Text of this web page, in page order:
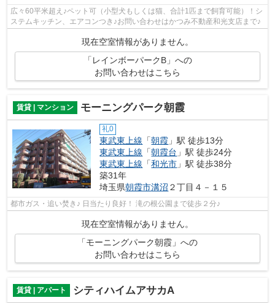
広々60平米超え♪ペット可（小型犬もしくは猫、合計1匹まで飼育可能）！シ
ステムキッチン、エアコンつき♪お問い合わせはかつみ不動産和光支店まで♪
現在空室情報がありません。
「レインボーパークB」への
お問い合わせはこちら
賃貸 | マンション モーニングパーク朝霞
礼0
東武東上線 「朝霞 」駅 徒歩13分
東武東上線 「朝霞台 」駅 徒歩24分
東武東上線 「和光市 」駅 徒歩38分
築31年
埼玉県朝霞市溝沼 ２丁目４－１５
都市ガス・追い焚き♪ 日当たり良好！ 滝の根公園まで徒歩２分♪
現在空室情報がありません。
「モーニングパーク朝霞」への
お問い合わせはこちら
賃貸 | アパート シティハイムアサカA